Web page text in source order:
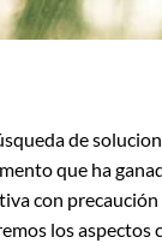
de
que ha
con
los aspectos